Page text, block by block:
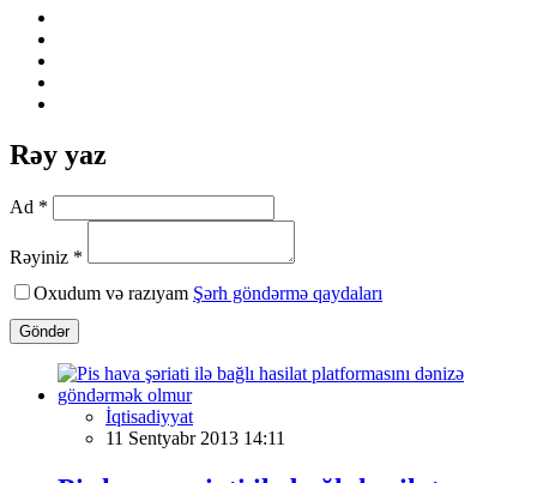
Rəy yaz
Ad *
Rəyiniz *
Oxudum və razıyam Şərh göndərmə qaydaları
Göndər
İqtisadiyyat
11 Sentyabr 2013 14:11